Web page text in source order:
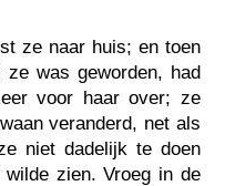
ze naar huis; en toen
was geworden, had
voor haar over; ze
veranderd, net als
niet dadelijk te doen
zien. Vroeg in de